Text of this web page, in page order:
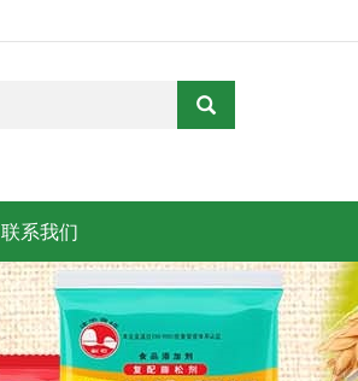
联系我们